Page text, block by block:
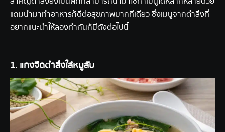
แถมนำมาทำอาหารก็ดีต่อสุขภาพมากทีเดียว ซึ่งเมนูจากตำลึงที่
อยากแนะนำให้ลองทำกันก็มีดังต่อไปนี้
1. แกงจืดตำลึงใส่หมูสับ